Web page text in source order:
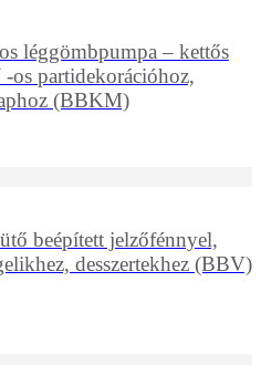
léggömbpumpa – kettős
os partidekorációhoz,
(BBKM)
beépített jelzőfénnyel,
desszertekhez (BBV)